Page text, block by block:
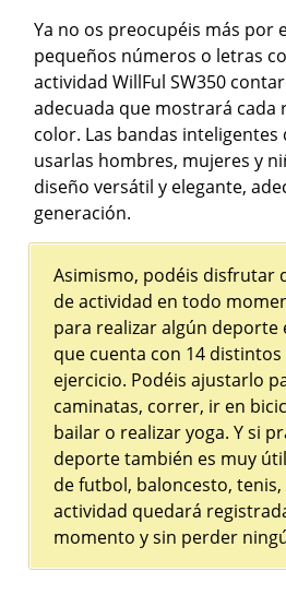
Ya no os preocupéis más por
pequeños números o letras
actividad WillFul SW350
adecuada que mostrará cada
color. Las bandas inteligentes
usarlas hombres, mujeres y
diseño versátil y elegante,
generación.
Asimismo, podéis disfrutar
de actividad en todo
para realizar algún deporte
que cuenta con 14
ejercicio. Podéis ajustarlo
caminatas, correr, ir en
bailar o realizar yoga. Y si
deporte también es muy
de futbol, baloncesto, tenis,
actividad quedará
momento y sin perder